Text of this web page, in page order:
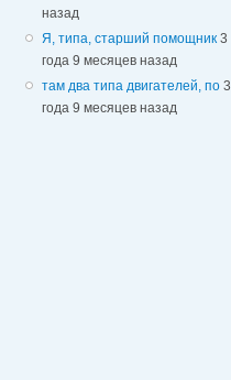
назад
Я, типа, старший помощник 3
года 9 месяцев назад
там два типа двигателей, по 3
года 9 месяцев назад